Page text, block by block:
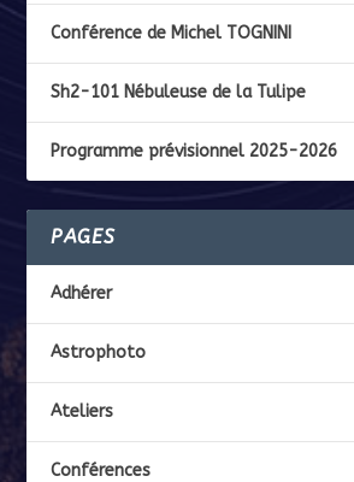
Conférence de Michel TOGNINI
Sh2-101 Nébuleuse de la Tulipe
Programme prévisionnel 2025-2026
PAGES
Adhérer
Astrophoto
Ateliers
Conférences